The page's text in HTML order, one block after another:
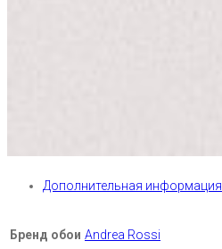
Дополнительная информация
Бренд обои Andrea Rossi